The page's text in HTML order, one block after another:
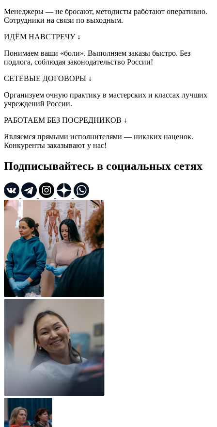
Менеджеры — не бросают, методисты работают оперативно.
Сотрудники на связи по выходным.
ИДЁМ НАВСТРЕЧУ ↓
Понимаем ваши «боли». Выполняем заказы быстро. Без
подлога, соблюдая законодательство России!
СЕТЕВЫЕ ДОГОВОРЫ ↓
Организуем очную практику в мастерских и классах лучших
учреждений России.
РАБОТАЕМ БЕЗ ПОСРЕДНИКОВ ↓
Являемся прямыми исполнителями — никаких наценок.
Конкуренты заказывают у нас!
Подписывайтесь в социальных сетях